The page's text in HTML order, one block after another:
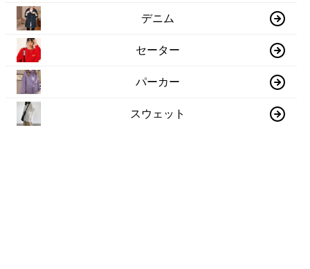
デニム
セーター
パーカー
スウェット